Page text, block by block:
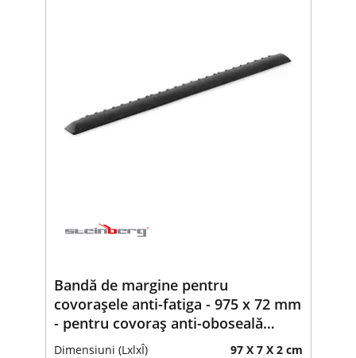
Bandă de margine pentru
covorașele anti-fatiga - 975 x 72 mm
- pentru covoraș anti-oboseală
10030772
Dimensiuni (LxlxÎ) 97 X 7 X 2 cm